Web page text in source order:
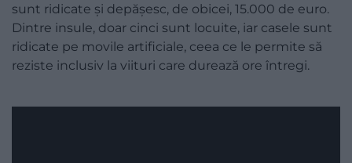
sunt ridicate și depășesc, de obicei, 15.000 de euro.
Dintre insule, doar cinci sunt locuite, iar casele sunt
ridicate pe movile artificiale, ceea ce le permite să
reziste inclusiv la viituri care durează ore întregi.